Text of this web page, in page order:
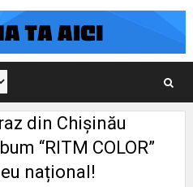
din Chișinău
“RITM COLOR”
național!